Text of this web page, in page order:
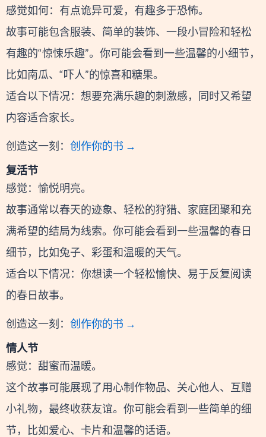
感觉如何：有点诡异可爱，有趣多于恐怖。
故事可能包含服装、简单的装饰、一段小冒险和轻松
有趣的“惊悚乐趣”。你可能会看到一些温馨的小细节，
比如南瓜、“吓人”的惊喜和糖果。
适合以下情况：想要充满乐趣的刺激感，同时又希望
内容适合家长。
创造这一刻： 创作你的书 →
复活节
感觉：愉悦明亮。
故事通常以春天的迹象、轻松的狩猎、家庭团聚和充
满希望的结局为线索。你可能会看到一些温馨的春日
细节，比如兔子、彩蛋和温暖的天气。
适合以下情况：你想读一个轻松愉快、易于反复阅读
的春日故事。
创造这一刻： 创作你的书 →
情人节
感觉：甜蜜而温暖。
这个故事可能展现了用心制作物品、关心他人、互赠
小礼物，最终收获友谊。你可能会看到一些简单的细
节，比如爱心、卡片和温馨的话语。